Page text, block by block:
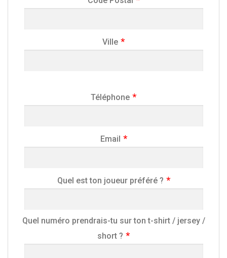
Ville
Téléphone
Email
Quel est ton joueur préféré ?
Quel numéro prendrais-tu sur ton t-shirt / jersey /
short ?